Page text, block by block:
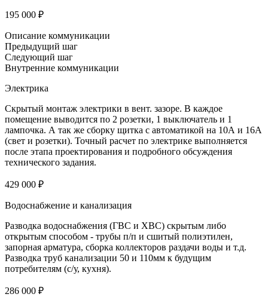
195 000 ₽
Описание коммуникации
Предыдущий шаг
Следующий шаг
Внутренние коммуникации
Электрика
Скрытый монтаж электрики в вент. зазоре. В каждое
помещение выводится по 2 розетки, 1 выключатель и 1
лампочка. А так же сборку щитка с автоматикой на 10А и 16А
(свет и розетки). Точный расчет по электрике выполняется
после этапа проектирования и подробного обсуждения
технического задания.
429 000 ₽
Водоснабжение и канализация
Разводка водоснабжения (ГВС и ХВС) скрытым либо
открытым способом - трубы п/п и сшитый полиэтилен,
запорная арматура, сборка коллекторов раздачи воды и т.д.
Разводка труб канализации 50 и 110мм к будущим
потребителям (с/у, кухня).
286 000 ₽